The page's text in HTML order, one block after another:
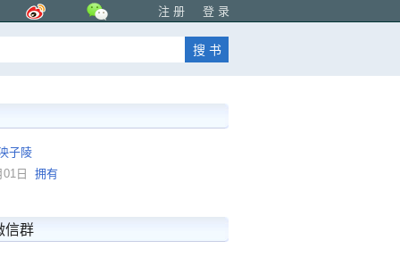
注 册 登 录
子陵
01日
拥有
信群